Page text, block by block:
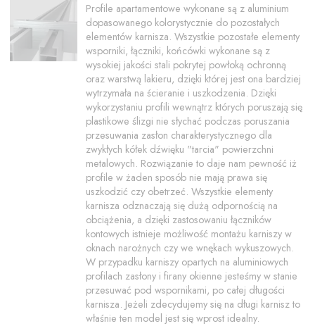
Profile apartamentowe wykonane są z aluminium
dopasowanego kolorystycznie do pozostałych
elementów karnisza. Wszystkie pozostałe elementy
wsporniki, łączniki, końcówki wykonane są z
wysokiej jakości stali pokrytej powłoką ochronną
oraz warstwą lakieru, dzięki której jest ona bardziej
wytrzymała na ścieranie i uszkodzenia. Dzięki
wykorzystaniu profili wewnątrz których poruszają się
plastikowe ślizgi nie słychać podczas poruszania
przesuwania zasłon charakterystycznego dla
zwykłych kółek dźwięku "tarcia" powierzchni
metalowych. Rozwiązanie to daje nam pewność iż
profile w żaden sposób nie mają prawa się
uszkodzić czy obetrzeć. Wszystkie elementy
karnisza odznaczają się dużą odpornością na
obciążenia, a dzięki zastosowaniu łączników
kontowych istnieje możliwość montażu karniszy w
oknach narożnych czy we wnękach wykuszowych.
W przypadku karniszy opartych na aluminiowych
profilach zasłony i firany okienne jesteśmy w stanie
przesuwać pod wspornikami, po całej długości
karnisza. Jeżeli zdecydujemy się na długi karnisz to
właśnie ten model jest się wprost idealny.